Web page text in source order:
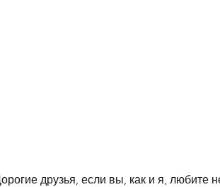
друзья, если вы, как и я, любите